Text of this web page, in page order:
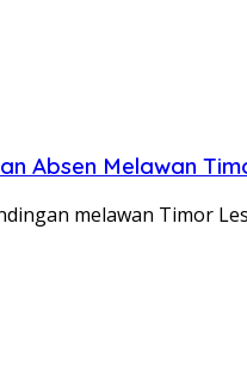
Absen Melawan
melawan Timor